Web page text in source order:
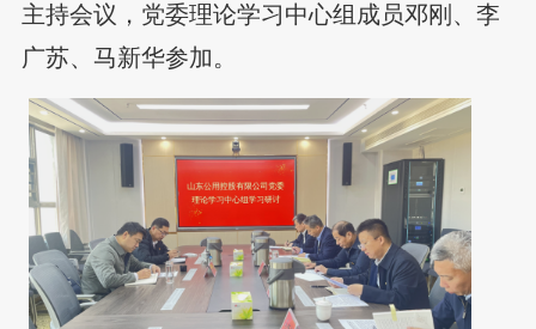
主持会议，党委理论学习中心组成员邓刚、李
广苏、马新华参加。